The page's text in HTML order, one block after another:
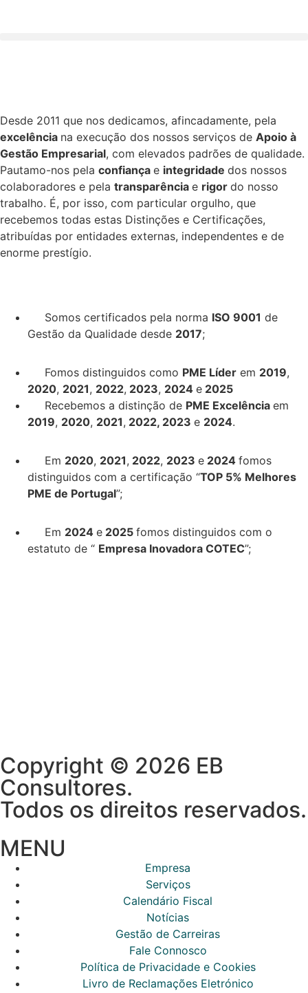
Desde 2011 que nos dedicamos, afincadamente, pela
excelência na execução dos nossos serviços de Apoio à
Gestão Empresarial, com elevados padrões de qualidade.
Pautamo-nos pela confiança e integridade dos nossos
colaboradores e pela transparência e rigor do nosso
trabalho. É, por isso, com particular orgulho, que
recebemos todas estas Distinções e Certificações,
atribuídas por entidades externas, independentes e de
enorme prestígio.
Somos certificados pela norma ISO 9001 de
Gestão da Qualidade desde 2017;
Fomos distinguidos como PME Líder em 2019,
2020, 2021, 2022, 2023, 2024 e 2025
Recebemos a distinção de PME Excelência em
2019, 2020, 2021, 2022, 2023 e 2024.
Em 2020, 2021, 2022, 2023 e 2024 fomos
distinguidos com a certificação “TOP 5% Melhores
PME de Portugal”;
Em 2024 e 2025 fomos distinguidos com o
estatuto de “ Empresa Inovadora COTEC”;
Copyright © 2026 EB
Consultores.
Todos os direitos reservados.
MENU
Empresa
Serviços
Calendário Fiscal
Notícias
Gestão de Carreiras
Fale Connosco
Política de Privacidade e Cookies
Livro de Reclamações Eletrónico